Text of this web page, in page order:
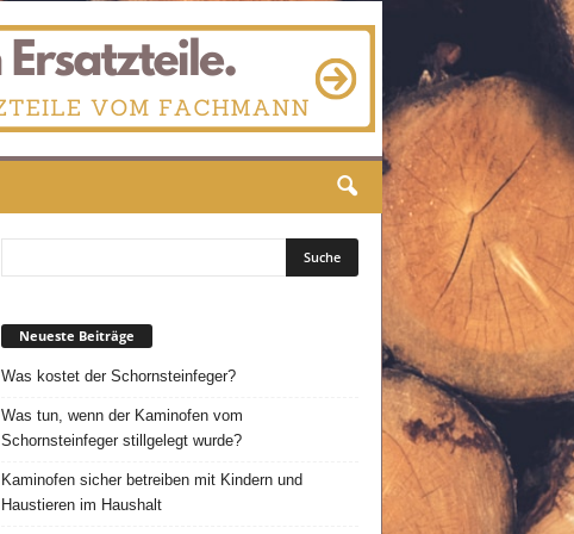
Neueste Beiträge
Was kostet der Schornsteinfeger?
Was tun, wenn der Kaminofen vom
Schornsteinfeger stillgelegt wurde?
Kaminofen sicher betreiben mit Kindern und
Haustieren im Haushalt